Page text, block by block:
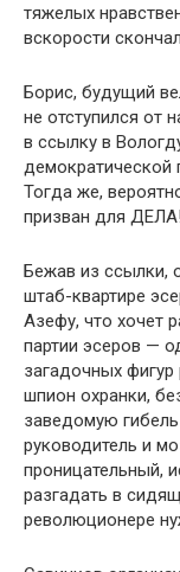
тяжелых
вскорости
Борис, будущий
не отступился от
в ссылку в
демократической
Тогда же,
призван для ДЕЛА!
Бежав из ссылки,
штаб-квартире
Азефу, что хочет
партии эсеров —
загадочных
шпион охранки,
заведомую
руководитель и
проницательный,
разгадать в
революционере